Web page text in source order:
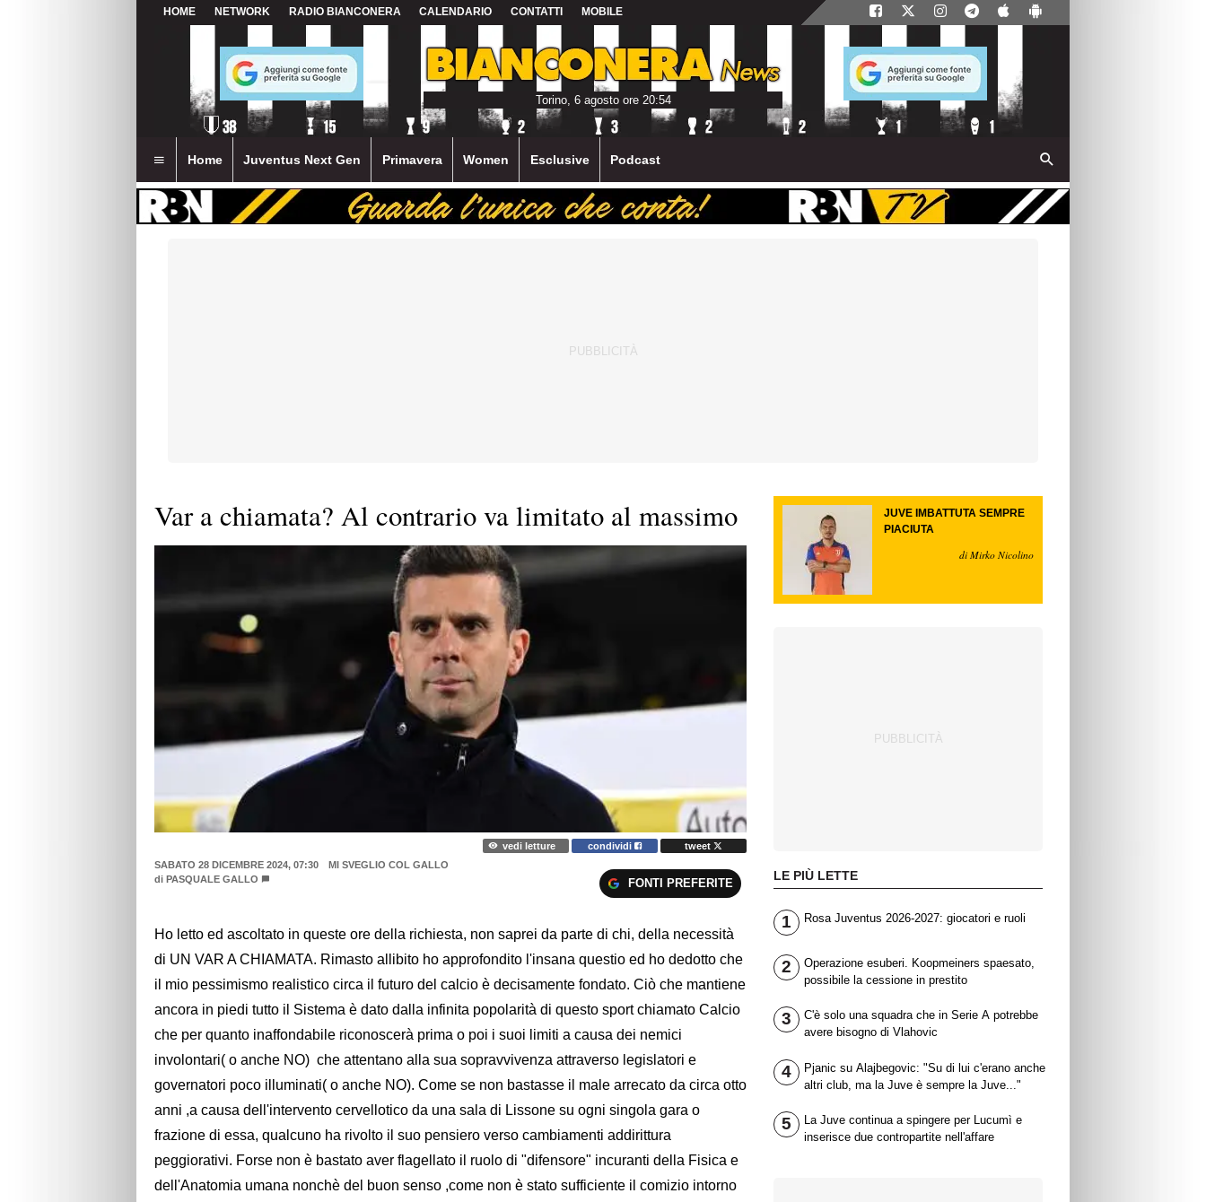
HOME NETWORK RADIO BIANCONERA CALENDARIO CONTATTI MOBILE
Torino, 6 agosto ore 20:54
Home Juventus Next Gen Primavera Women Esclusive Podcast
Var a chiamata? Al contrario va limitato al massimo
vedi letture condividi
tweet
SABATO 28 DICEMBRE 2024, 07:30
MI SVEGLIO COL GALLO
di PASQUALE GALLO FONTI PREFERITE
Ho letto ed ascoltato in queste ore della richiesta, non saprei da parte di chi, della necessità
di UN VAR A CHIAMATA. Rimasto allibito ho approfondito l'insana questio ed ho dedotto che
il mio pessimismo realistico circa il futuro del calcio è decisamente fondato. Ciò che mantiene
ancora in piedi tutto il Sistema è dato dalla infinita popolarità di questo sport chiamato Calcio
che per quanto inaffondabile riconoscerà prima o poi i suoi limiti a causa dei nemici
involontari( o anche NO) che attentano alla sua sopravvivenza attraverso legislatori e
governatori poco illuminati( o anche NO). Come se non bastasse il male arrecato da circa otto
anni ,a causa dell'intervento cervellotico da una sala di Lissone su ogni singola gara o
frazione di essa, qualcuno ha rivolto il suo pensiero verso cambiamenti addirittura
peggiorativi. Forse non è bastato aver flagellato il ruolo di "difensore" incuranti della Fisica e
dell'Anatomia umana nonchè del buon senso ,come non è stato sufficiente il comizio intorno
JUVE IMBATTUTA SEMPRE
PIACIUTA
di Mirko Nicolino
LE PIÙ LETTE
1 Rosa Juventus 2026-2027: giocatori e ruoli
2
Operazione esuberi. Koopmeiners spaesato,
possibile la cessione in prestito
3
C'è solo una squadra che in Serie A potrebbe
avere bisogno di Vlahovic
4
Pjanic su Alajbegovic: "Su di lui c'erano anche
altri club, ma la Juve è sempre la Juve..."
5
La Juve continua a spingere per Lucumì e
inserisce due contropartite nell'affare